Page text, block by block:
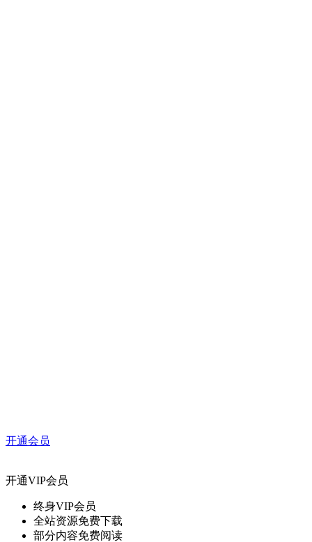
开通会员
开通VIP会员
终身VIP会员
全站资源免费下载
部分内容免费阅读